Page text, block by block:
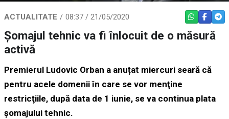
ACTUALITATE 08:37 / 21/05/2020 WHATSAPP
Şomajul tehnic va fi înlocuit de o măsură
activă
Premierul Ludovic Orban a anuțat miercuri seară că
pentru acele domenii în care se vor menţine
restricţiile, după data de 1 iunie, se va continua plata
şomajului tehnic.